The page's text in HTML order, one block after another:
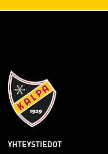
YHTEYSTIEDOT